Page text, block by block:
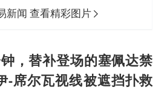
新闻 查看精彩图片
，替补登场的塞佩达禁
-席尔瓦视线被遮挡扑救